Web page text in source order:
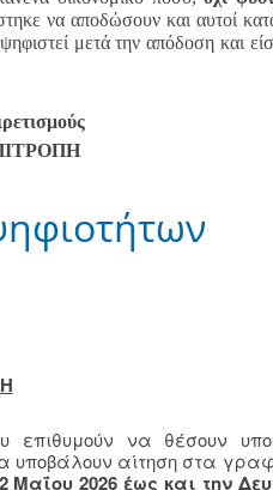
να αποδώσουν και αυτοί
μετά την απόδοση και
επιθυμούν να θέσουν
υποβάλουν αίτηση στα
Μαΐου 2026 έως και την